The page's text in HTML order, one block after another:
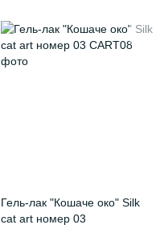
Гель-лак "Кошаче око" Silk
cat art номер 03